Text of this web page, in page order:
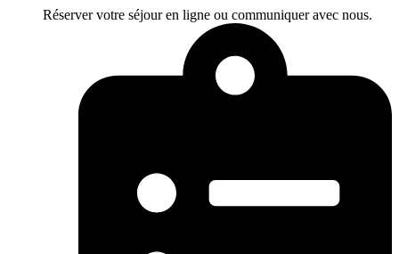
Réserver votre séjour en ligne ou communiquer avec nous.